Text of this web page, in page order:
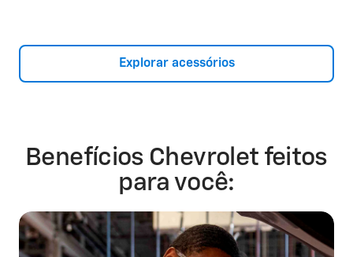
Explorar acessórios
Benefícios Chevrolet feitos
para você: